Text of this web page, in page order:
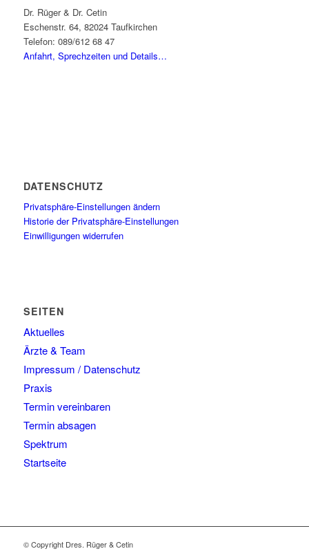
Dr. Rüger & Dr. Cetin
Eschenstr. 64, 82024 Taufkirchen
Telefon: 089/612 68 47
Anfahrt, Sprechzeiten und Details…
DATENSCHUTZ
Privatsphäre-Einstellungen ändern
Historie der Privatsphäre-Einstellungen
Einwilligungen widerrufen
SEITEN
Aktuelles
Ärzte & Team
Impressum / Datenschutz
Praxis
Termin vereinbaren
Termin absagen
Spektrum
Startseite
© Copyright Dres. Rüger & Cetin